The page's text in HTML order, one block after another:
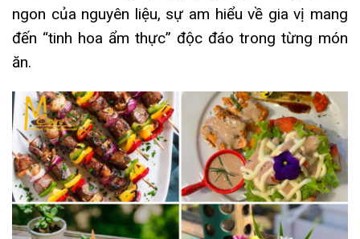
ngon của nguyên liệu, sự am hiểu về gia vị mang
đến “tinh hoa ẩm thực” độc đáo trong từng món
ăn.